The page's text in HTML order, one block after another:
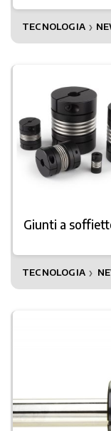
TECNOLOGIA ❯
Giunti a
TECNOLOGIA ❯